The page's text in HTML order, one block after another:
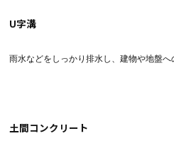
U字溝
雨水などをしっかり排水し、建物や地盤へ
土間コンクリート